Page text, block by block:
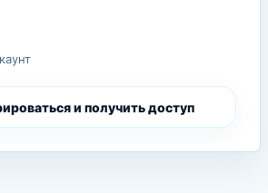
и получить доступ